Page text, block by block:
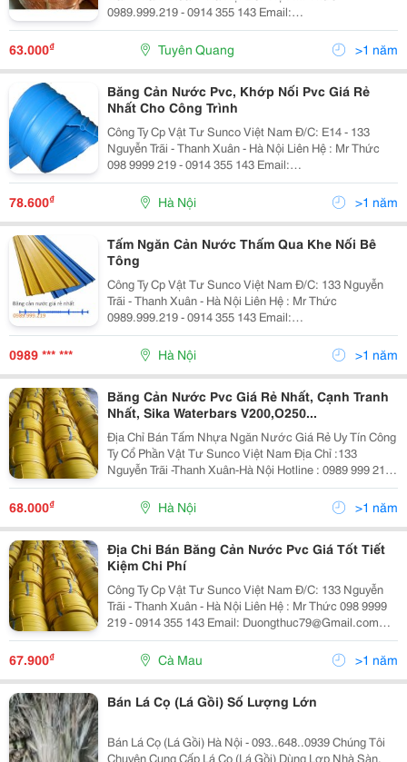
0989.999.219 - 0914 355 143 Email:
Duongthuc79@Gmail.com Website: Tamcannuoc.com
Băng Cản Nước V200, O200, O320 , O300, O250..V.v.
Khớp Nối Pvc , Khớp...
63.000₫ Tuyên Quang >1 năm
Băng Cản Nước Pvc, Khớp Nối Pvc Giá Rẻ
Nhất Cho Công Trình
Công Ty Cp Vật Tư Sunco Việt Nam Đ/C: E14 - 133
Nguyễn Trãi - Thanh Xuân - Hà Nội Liên Hệ : Mr Thức
098 9999 219 - 0914 355 143 Email:
Duongthuc79@Gmail.com Băng Cản Nước Pvc Xử Lý
Mạch Ngừng. +Mô Tả: Pvc Waterstop Dùng Cho Các
Cấu Trúc T
78.600₫ Hà Nội >1 năm
Tấm Ngăn Cản Nước Thấm Qua Khe Nối Bê
Tông
Công Ty Cp Vật Tư Sunco Việt Nam Đ/C: 133 Nguyễn
Trãi - Thanh Xuân - Hà Nội Liên Hệ : Mr Thức
0989.999.219 - 0914 355 143 Email:
Duongthuc79@Gmail.com Website: Tamcannuoc.com
Băng Cản Nước Pvc Waterstop Băng Cản Nước Pvc Là
Sản Phẩm
0989 *** *** Hà Nội >1 năm
Băng Cản Nước Pvc Giá Rẻ Nhất, Cạnh Tranh
Nhất, Sika Waterbars V200,O250...
Địa Chỉ Bán Tấm Nhựa Ngăn Nước Giá Rẻ Uy Tín Công
Ty Cổ Phần Vật Tư Sunco Việt Nam Địa Chỉ :133
Nguyễn Trãi -Thanh Xuân-Hà Nội Hotline : 0989 999 219
( Mr Thức) Email : Duongthuc79@Gmail.com Nguồn
Tamcannuoc.com
68.000₫ Hà Nội >1 năm
Địa Chi Bán Băng Cản Nước Pvc Giá Tốt Tiết
Kiệm Chi Phí
Công Ty Cp Vật Tư Sunco Việt Nam Đ/C: 133 Nguyễn
Trãi - Thanh Xuân - Hà Nội Liên Hệ : Mr Thức 098 9999
219 - 0914 355 143 Email: Duongthuc79@Gmail.com
Website: Tamcannuoc.com Băng Cản Nước Pvc Băng
Cản Nước Hay Còn Được Gọi Là Tấm Cản
67.900₫ Cà Mau >1 năm
Bán Lá Cọ (Lá Gồi) Số Lượng Lớn
Bán Lá Cọ (Lá Gồi) Hà Nội - 093..648..0939 Chúng Tôi
Chuyên Cung Cấp Lá Cọ (Lá Gồi) Dùng Lợp Nhà Sàn,